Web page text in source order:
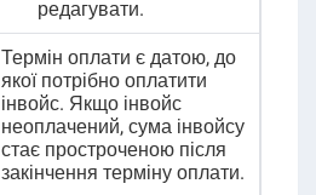
редагувати.
Термін оплати є датою, до
якої потрібно оплатити
інвойс. Якщо інвойс
неоплачений, сума інвойсу
стає простроченою після
закінчення терміну оплати.